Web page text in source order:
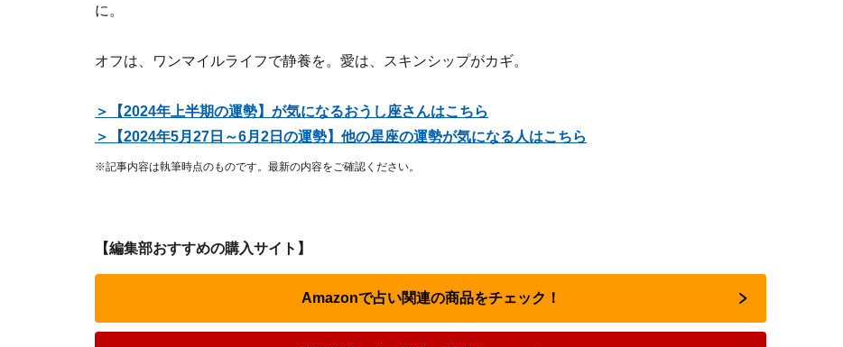
に。
オフは、ワンマイルライフで静養を。愛は、スキンシップがカギ。
＞【2024年上半期の運勢】が気になるおうし座さんはこちら
＞【2024年5月27日～6月2日の運勢】他の星座の運勢が気になる人はこちら
※記事内容は執筆時点のものです。最新の内容をご確認ください。
【編集部おすすめの購入サイト】
Amazonで占い関連の商品をチェック！